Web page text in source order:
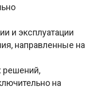
и эксплуатации
направленные на
решений,
на